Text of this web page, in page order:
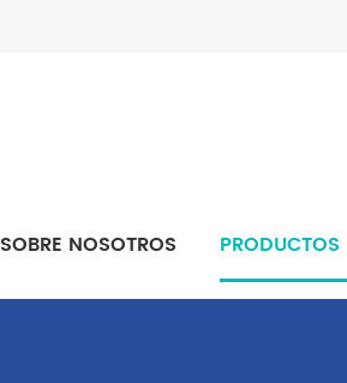
SOBRE NOSOTROS PRODUCTOS